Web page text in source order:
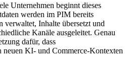
Unternehmen beginnt dieses
werden im PIM bereits
verwaltet, Inhalte übersetzt und
Kanäle ausgeleitet. Genau
dafür, dass
KI- und Commerce-Kontexten